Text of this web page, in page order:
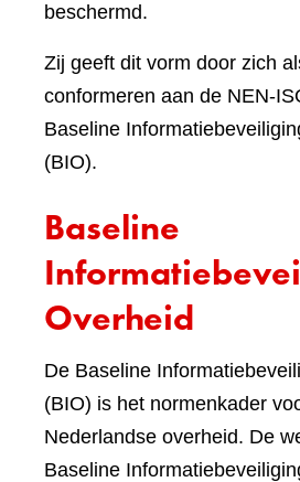
beschermd.
Zij geeft dit vorm door zich
conformeren aan de NEN-
Baseline
(BIO).
Baseline
Overheid
De Baseline
(BIO) is het normenkader
Nederlandse overheid. De
Baseline